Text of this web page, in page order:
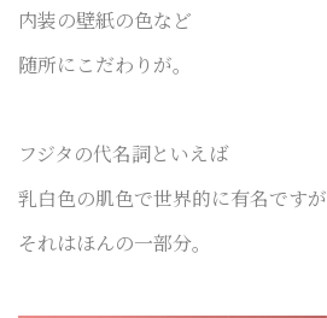
内装の壁紙の色など
随所にこだわりが。
フジタの代名詞といえば
乳白色の肌色で世界的に有名ですが
それはほんの一部分。